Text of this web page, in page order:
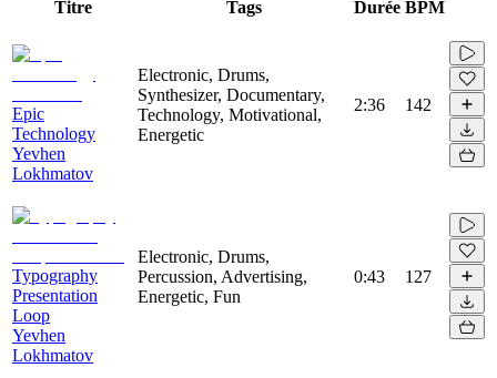
Titre Tags Durée BPM
Epic
Technology
Yevhen
Lokhmatov
Electronic, Drums,
Synthesizer, Documentary,
Technology, Motivational,
Energetic
2:36 142
Typography
Presentation
Loop
Yevhen
Lokhmatov
Electronic, Drums,
Percussion, Advertising,
Energetic, Fun
0:43 127